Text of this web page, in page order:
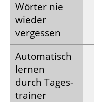
Wörter nie
wieder
vergessen
Auto­matisch
lernen
durch Tages­
trainer